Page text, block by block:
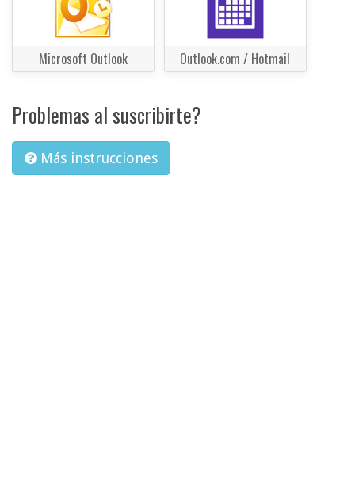
Microsoft Outlook Outlook.com / Hotmail
Problemas al suscribirte?
Más instrucciones